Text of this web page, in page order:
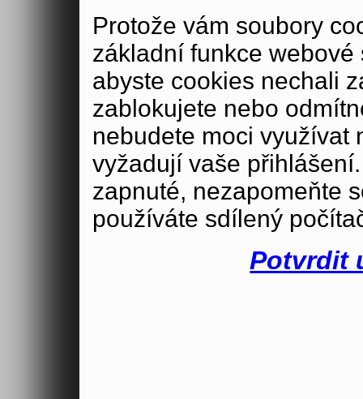
Protože vám soubory
základní funkce
abyste cookies nechali
zablokujete nebo
nebudete moci využívat
vyžadují vaše
zapnuté, nezapomeňte
používáte sdílený
Potvrdit